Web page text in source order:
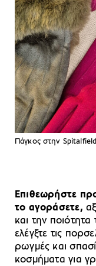
Πάγκος στην
Επιθεωρήστε
το αγοράσετε,
και την
ελέγξτε τις
ρωγμές και
κοσμήματα για